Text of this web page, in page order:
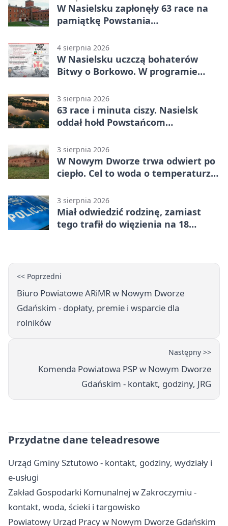
W Nasielsku zapłonęły 63 race na
pamiątkę Powstania
4 sierpnia 2026
W Nasielsku uczczą bohaterów
Bitwy o Borkowo. W programie
3 sierpnia 2026
63 race i minuta ciszy. Nasielsk
oddał hołd Powstańcom
3 sierpnia 2026
W Nowym Dworze trwa odwiert po
ciepło. Cel to woda o temperaturze
3 sierpnia 2026
Miał odwiedzić rodzinę, zamiast
tego trafił do więzienia na 18
<< Poprzedni
Biuro Powiatowe ARiMR w Nowym Dworze
Gdańskim - dopłaty, premie i wsparcie dla
rolników
Następny >>
Komenda Powiatowa PSP w Nowym Dworze
Gdańskim - kontakt, godziny, JRG
Przydatne dane teleadresowe
Urząd Gminy Sztutowo - kontakt, godziny, wydziały i
e-usługi
Zakład Gospodarki Komunalnej w Zakroczymiu -
kontakt, woda, ścieki i targowisko
Powiatowy Urząd Pracy w Nowym Dworze Gdańskim